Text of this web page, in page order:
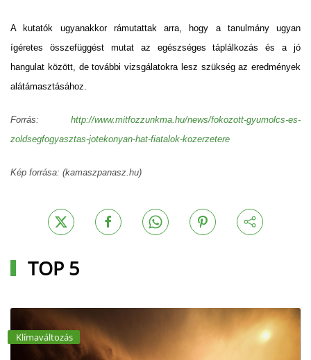
A kutatók ugyanakkor rámutattak arra, hogy a tanulmány ugyan
ígéretes összefüggést mutat az egészséges táplálkozás és a jó
hangulat között, de további vizsgálatokra lesz szükség az eredmények
alátámasztásához.
Forrás: http://www.mitfozzunkma.hu/news/fokozott-gyumolcs-es-
zoldsegfogyasztas-jotekonyan-hat-fiatalok-kozerzetere
Kép forrása: (kamaszpanasz.hu)
TOP 5
Klímaváltozás